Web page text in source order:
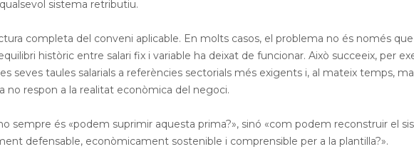
sistema retributiu.
completa del conveni aplicable. En molts casos, el problema no és només
històric entre salari fix i variable ha deixat de funcionar. Això succeeix, per
seves taules salarials a referències sectorials més exigents i, al mateix temps,
no respon a la realitat econòmica del negoci.
sempre és «podem suprimir aquesta prima?», sinó «com podem reconstruir el
defensable, econòmicament sostenible i comprensible per a la plantilla?».